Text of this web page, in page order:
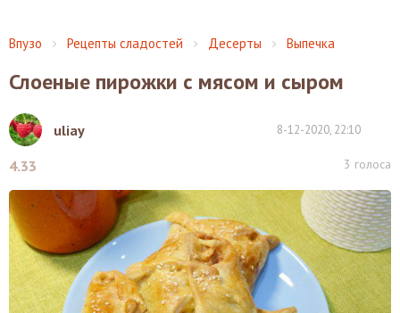
Впузо Рецепты сладостей Десерты Выпечка
Слоеные пирожки с мясом и сыром
uliay 8-12-2020, 22:10
4.33 3 голоса